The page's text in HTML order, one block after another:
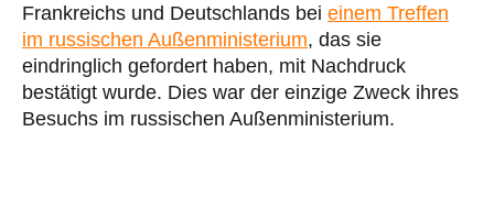
Frankreichs und Deutschlands bei einem Treffen
im russischen Außenministerium, das sie
eindringlich gefordert haben, mit Nachdruck
bestätigt wurde. Dies war der einzige Zweck ihres
Besuchs im russischen Außenministerium.